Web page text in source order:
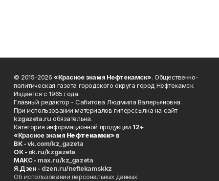
© 2015-2026 «Красное знамя Нефтекамск». Общественно-
политическая газета городского округа город Нефтекамск.
Издаётся с 1965 года.
Главный редактор - Сабитова Людмила Валерьяновна.
При использовании материалов гиперссылка на сайт
kzgazeta.ru обязательна.
Категория информационной продукции 12+
«Красное знамя Нефтекамск» в
ВК -vk.com/kz_gazeta
ОК - ok.ru/kzgazeta
MAKC - max.ru/kz_gazeta
Я.Дзен - dzen.ru/neftekamskkz
Об использовании персональных данных